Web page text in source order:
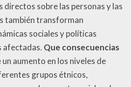
directos sobre las personas y las
también transforman
sociales y políticas
afectadas. Que consecuencias
un aumento en los niveles de
grupos étnicos,